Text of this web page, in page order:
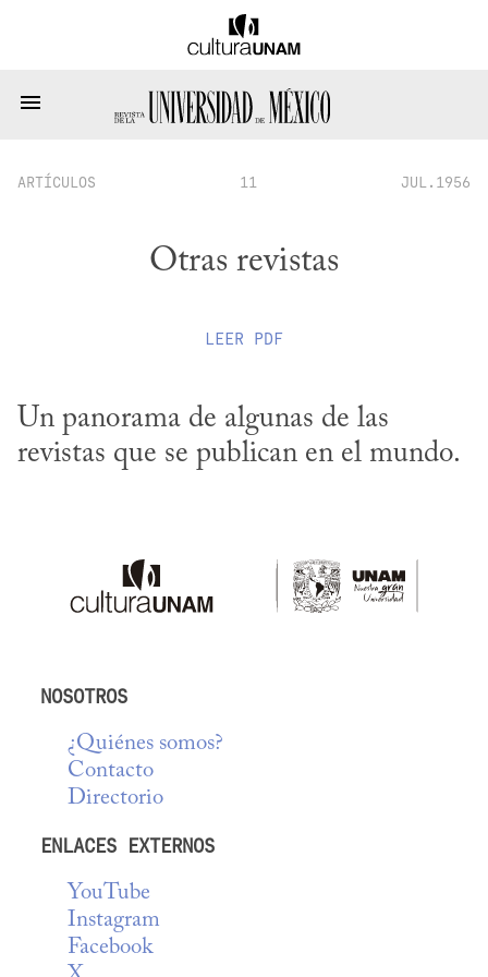
ARTÍCULOS 11 JUL.1956
Otras revistas
LEER PDF
Un panorama de algunas de las
revistas que se publican en el mundo.
NOSOTROS
¿Quiénes somos?
Contacto
Directorio
ENLACES EXTERNOS
YouTube
Instagram
Facebook